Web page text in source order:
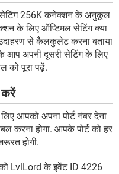
सेटिंग 256K कनेक्शन के अनुकूल
के लिए ऑप्टिमल सेटिंग क्या
से कैलकुलेट करना बताया
आप अपनी दूसरी सेटिंग के लिए
को पूरा पढ़ें.
करें
आपको अपना पोर्ट नंबर देना
करना होगा. आपके पोर्ट को हर
होगी.
LvlLord के इवेंट ID 4226